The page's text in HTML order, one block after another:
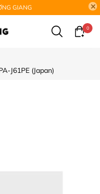
GIANG
0
J61PE (Japan)